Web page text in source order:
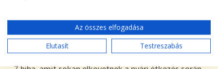
desszert
Tökszezon: sokoldalú alapanyagok a nyártól
egészen télig
Az összes elfogadása
Elutasít
Testreszabás